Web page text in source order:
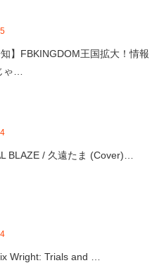
知】FBKINGDOM王国拡大！情報
ゃ…
BLAZE / 久遠たま (Cover)…
Wright: Trials and …